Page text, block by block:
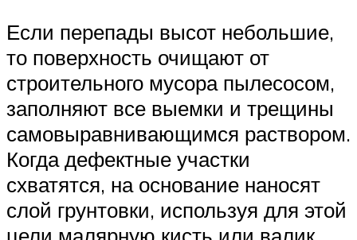
Если перепады высот небольшие,
то поверхность очищают от
строительного мусора пылесосом,
заполняют все выемки и трещины
самовыравнивающимся раствором.
Когда дефектные участки
схватятся, на основание наносят
слой грунтовки, используя для этой